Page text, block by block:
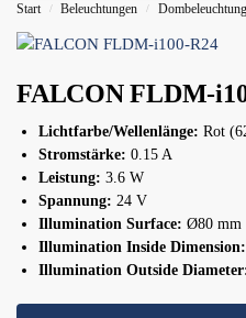
Start / Beleuchtungen / Dombeleuchtung
FALCON FLDM-
Lichtfarbe/Wellenlänge: Rot
Stromstärke: 0.15 A
Leistung: 3.6 W
Spannung: 24 V
Illumination Surface: Ø80 mm
Illumination Inside Dimension:
Illumination Outside